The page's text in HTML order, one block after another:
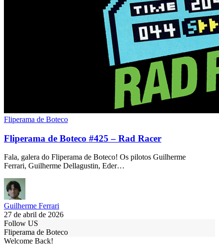
Fliperama de Boteco
Fliperama de Boteco #425 – Rad Racer
Fala, galera do Fliperama de Boteco! Os pilotos Guilherme
Ferrari, Guilherme Dellagustin, Eder…
Guilherme Ferrari
27 de abril de 2026
Follow US
Fliperama de Boteco
Welcome Back!